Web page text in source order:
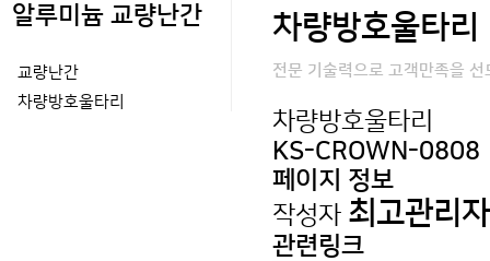
알루미늄 교량난간
교량난간
차량방호울타리
차량방호울타리
전문 기술력으로 고객만족을 선
차량방호울타리
KS-CROWN-0808
페이지 정보
작성자 최고관리자
관련링크